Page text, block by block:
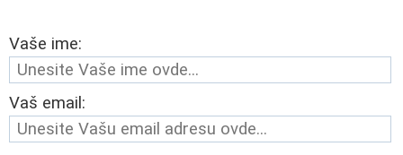
Vaše ime:
Vaš email: